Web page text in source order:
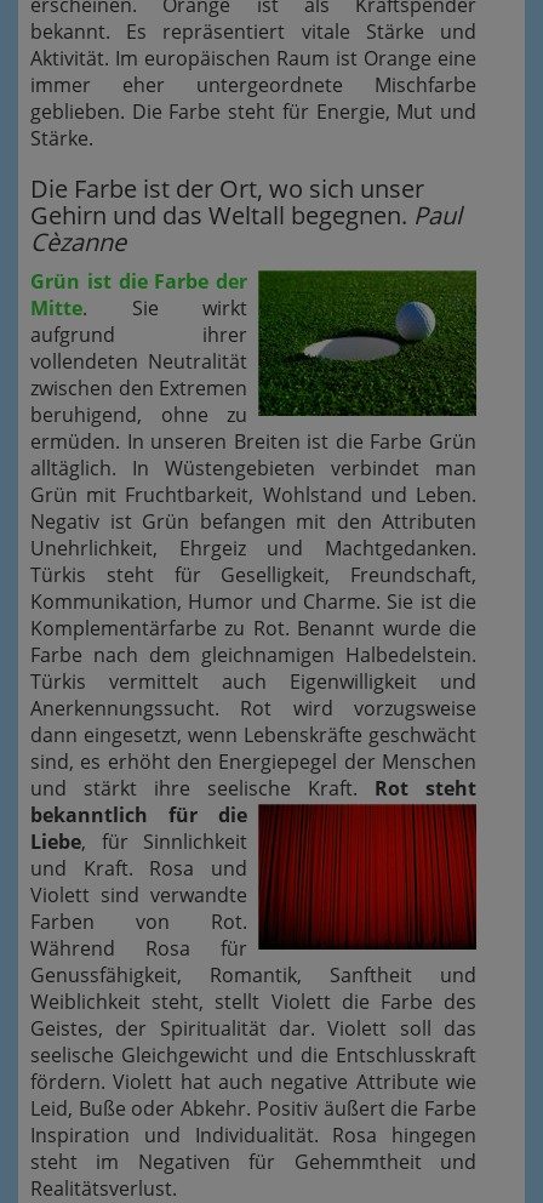
bekannt. Es repräsentiert vitale Stärke und
Aktivität. Im europäischen Raum ist Orange eine
immer eher untergeordnete Mischfarbe
geblieben. Die Farbe steht für Energie, Mut und
Stärke.
Die Farbe ist der Ort, wo sich unser
Gehirn und das Weltall begegnen. Paul
Cèzanne
Grün ist die Farbe der
Mitte. Sie wirkt
aufgrund ihrer
vollendeten Neutralität
zwischen den Extremen
beruhigend, ohne zu
ermüden. In unseren Breiten ist die Farbe Grün
alltäglich. In Wüstengebieten verbindet man
Grün mit Fruchtbarkeit, Wohlstand und Leben.
Negativ ist Grün befangen mit den Attributen
Unehrlichkeit, Ehrgeiz und Machtgedanken.
Türkis steht für Geselligkeit, Freundschaft,
Kommunikation, Humor und Charme. Sie ist die
Komplementärfarbe zu Rot. Benannt wurde die
Farbe nach dem gleichnamigen Halbedelstein.
Türkis vermittelt auch Eigenwilligkeit und
Anerkennungssucht. Rot wird vorzugsweise
dann eingesetzt, wenn Lebenskräfte geschwächt
sind, es erhöht den Energiepegel der Menschen
und stärkt ihre seelische Kraft. Rot steht
bekanntlich für die
Liebe, für Sinnlichkeit
und Kraft. Rosa und
Violett sind verwandte
Farben von Rot.
Während Rosa für
Genussfähigkeit, Romantik, Sanftheit und
Weiblichkeit steht, stellt Violett die Farbe des
Geistes, der Spiritualität dar. Violett soll das
seelische Gleichgewicht und die Entschlusskraft
fördern. Violett hat auch negative Attribute wie
Leid, Buße oder Abkehr. Positiv äußert die Farbe
Inspiration und Individualität. Rosa hingegen
steht im Negativen für Gehemmtheit und
Realitätsverlust.